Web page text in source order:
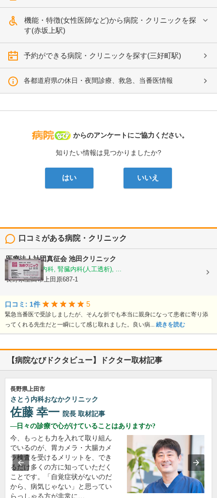
機能・特徴(女性医師など)から病院・クリニックを探
す(赤坂上駅)
予約ができる病院・クリニックを探す(三好町駅)
各都道府県の休日・夜間診療、救急、当番医情報
病院なび
からのアンケートにご協力ください。
知りたい情報は見つかりましたか?
はい いいえ
口コミがある病院・クリニック
医療法人社団真征会 池田クリニック
内科, 循環器内科, 腎臓内科(人工透析), ...
長野県上田市上田原687-1
口コミ: 1件 5
緊急当番医で受診しましたが、そんな折でも本当に親身になって患者に寄り添
ってくれる先生だと一瞬にして感じ取れました。良い病... 続きを読む
【病院なびドクタビュー】ドクター取材記事
長野県上田市
さとう内科おなかクリニック
佐藤 幸一 院長 取材記事
日々の診療で心がけていることはありますか?
今、もっとも力を入れて取り組ん
でいるのが、胃カメラ・大腸カメ
ラ検査を受けるメリットを、でき
るだけ多くの方に知っていただく
ことです。「自覚症状がないのだ
から、病気じゃない」と思ってい
らっしゃる方が非常に…